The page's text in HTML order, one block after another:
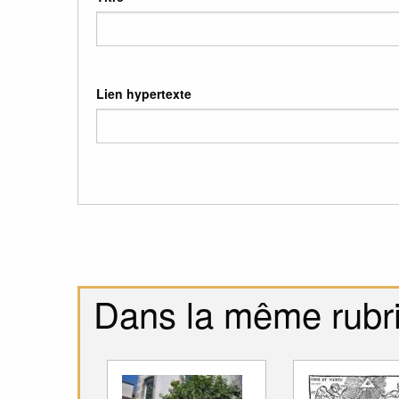
Lien hypertexte
Dans la même